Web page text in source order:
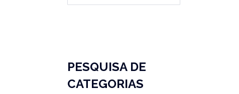
PESQUISA DE
CATEGORIAS